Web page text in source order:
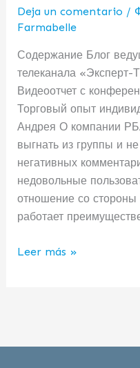
Deja un comentario /
Farmabelle
Содержание Блог
телеканала
Видеоотчет с
Торговый опыт
Андрея О компании
выгнать из группы и
негативных
недовольные
отношение со стороны
работает
Обучение
Leer más »